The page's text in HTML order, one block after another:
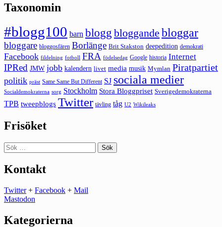
Taxonomin
#blogg100 barn blogg bloggande bloggar
bloggare bloggosfären Borlänge Brit Stakston deepedition demokrati
Facebook fildelning fotboll FRA födelsedag Google historia Internet
IPRed JMW jobb kalendern livet media musik Mymlan Piratpartiet
politik präst Same Same But Different SJ sociala medier
Socialdemokraterna sorg Stockholm Stora Bloggpriset Sverigedemokraterna
TPB tweepblogs Twitter tävling tåg U2 Wikileaks
Frisöket
Sök
efter:
Kontakt
Twitter+ Facebook + Mail
Mastodon
Kategorierna